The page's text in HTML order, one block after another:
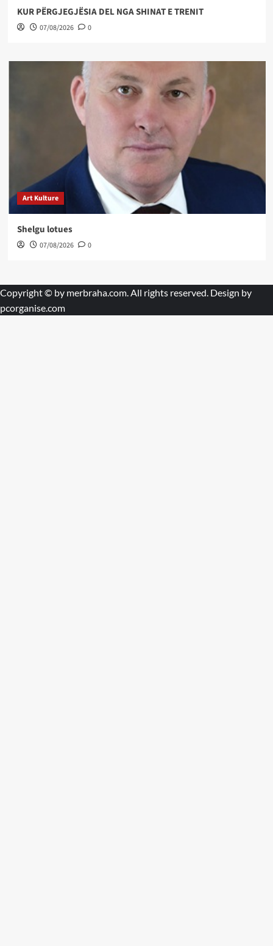
KUR PËRGJEGJËSIA DEL NGA SHINAT E TRENIT
07/08/2026 0
Art Kulture
Shelgu lotues
07/08/2026 0
Copyright © by merbraha.com. All rights reserved. Design by
pcorganise.com